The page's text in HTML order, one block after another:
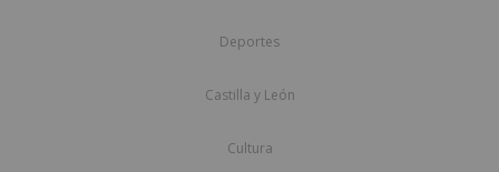
Deportes
Castilla y León
Cultura